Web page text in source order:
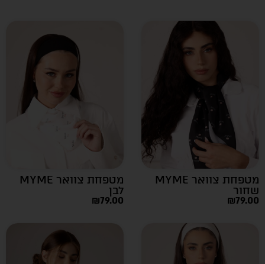
מטפחת צוואר MYME
שחור
₪79.00
מטפחת צוואר MYME
לבן
₪79.00